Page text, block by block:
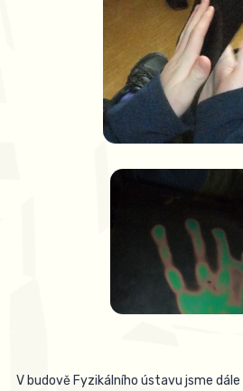
V budově Fyzikálního ústavu jsme